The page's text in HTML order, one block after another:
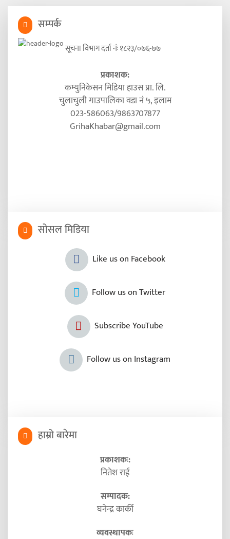
सम्पर्क
सूचना विभाग दर्ता नंः १८२३/०७६-७७
प्रकाशक:
कम्युनिकेसन मिडिया हाउस प्रा. लि.
चुलाचुली गाउपालिका वडा नं ५, इलाम
023-586063/9863707877
GrihaKhabar@gmail.com
सोसल मिडिया
Like us on Facebook
Follow us on Twitter
Subscribe YouTube
Follow us on Instagram
हाम्रो बारेमा
प्रकाशकः:
नितेश राई
सम्पादक:
घनेन्द्र कार्की
व्यवस्थापकः